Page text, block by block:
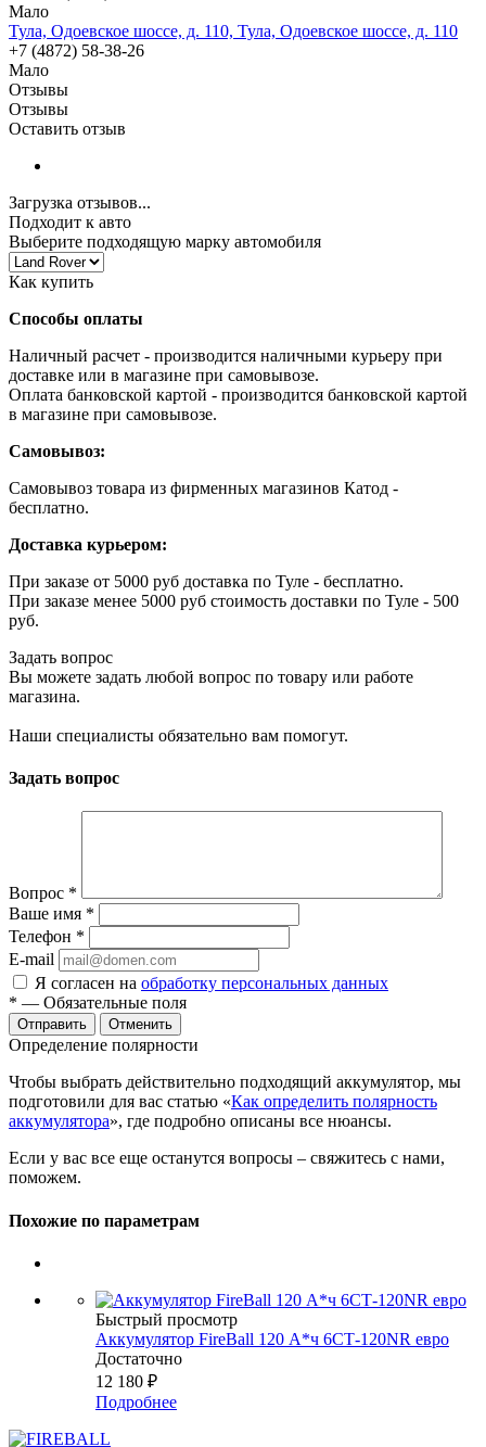
Мало
Тула, Одоевское шоссе, д. 110, Тула, Одоевское шоссе, д. 110
+7 (4872) 58-38-26
Мало
Отзывы
Отзывы
Оставить отзыв
Загрузка отзывов...
Подходит к авто
Выберите подходящую марку автомобиля
Как купить
Способы оплаты
Наличный расчет - производится наличными курьеру при
доставке или в магазине при самовывозе.
Оплата банковской картой - производится банковской картой
в магазине при самовывозе.
Самовывоз:
Самовывоз товара из фирменных магазинов Катод -
бесплатно.
Доставка курьером:
При заказе от 5000 руб доставка по Туле - бесплатно.
При заказе менее 5000 руб стоимость доставки по Туле - 500
руб.
Задать вопрос
Вы можете задать любой вопрос по товару или работе
магазина.
Наши специалисты обязательно вам помогут.
Задать вопрос
Вопрос *
Ваше имя *
Телефон *
E-mail
Я согласен на обработку персональных данных
* — Обязательные поля
Отменить
Определение полярности
Чтобы выбрать действительно подходящий аккумулятор, мы
подготовили для вас статью «Как определить полярность
аккумулятора», где подробно описаны все нюансы.
Если у вас все еще останутся вопросы – свяжитесь с нами,
поможем.
Похожие по параметрам
Быстрый просмотр
Аккумулятор FireBall 120 А*ч 6СТ-120NR евро
Достаточно
12 180 ₽
Подробнее